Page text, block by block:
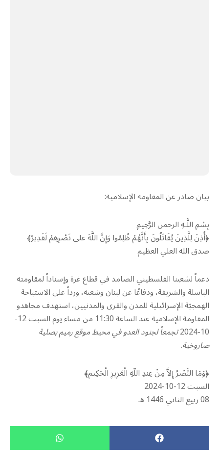
بيان صادر عن المقاومة الإسلامية:‏
بِسْمِ اللَّـهِ الرحمن الرَّحِيمِ
‏﴿أُذِنَ لِلَّذِينَ يُقَاتَلُونَ بِأَنَّهُمْ ظُلِمُوا وَإِنَّ اللَّهَ على نَصْرِهِمْ لَقَدِيرٌ﴾‏
صدق الله العلي العظيم
دعماً لشعبنا الفلسطيني الصامد في قطاع غزة وإسناداً لمقاومته
الباسلة ‌‏‌‏‌والشريفة، ودفاعًا عن لبنان ‏وشعبه، ورداً على الاستباحة
الهمجيّة الإسرائيلية للمدن والقرى والمدنيين، استهدف مجاهدو
المقاومة ‏الإسلامية عند الساعة 11:30 من مساء يوم السبت 12-
10-2024 تجمعاً لجنود العدو في محيط ‏موقع رميم بصلية
صاروخية. ‏
‏﴿وَمَا النَّصْرُ إِلاَّ مِنْ عِندِ اللّهِ الْعَزِيزِ الْحَكِيم﴾‏
السبت 12-10-2024‏